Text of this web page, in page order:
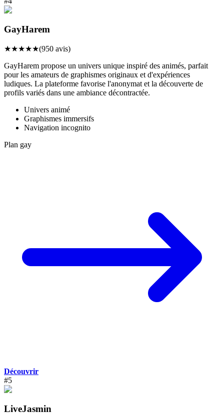
GayHarem
★★★★★(950 avis)
GayHarem propose un univers unique inspiré des animés, parfait
pour les amateurs de graphismes originaux et d'expériences
ludiques. La plateforme favorise l'anonymat et la découverte de
profils variés dans une ambiance décontractée.
Univers animé
Graphismes immersifs
Navigation incognito
Plan gay
Découvrir
#5
LiveJasmin